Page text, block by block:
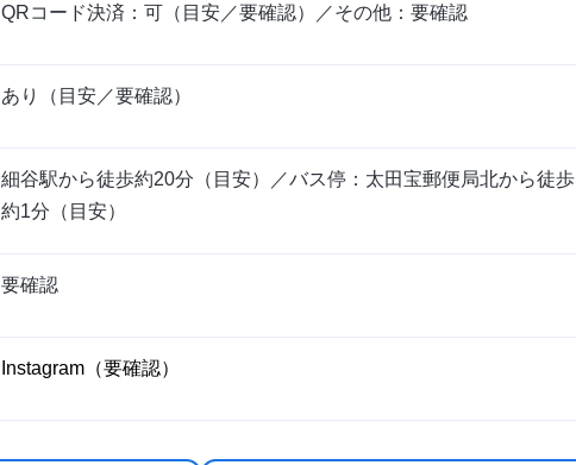
QRコード決済：可（目安／要確認）／その他：要確認
あり（目安／要確認）
細谷駅から徒歩約20分（目安）／バス停：太田宝郵便局北から徒歩
約1分（目安）
要確認
Instagram（要確認）